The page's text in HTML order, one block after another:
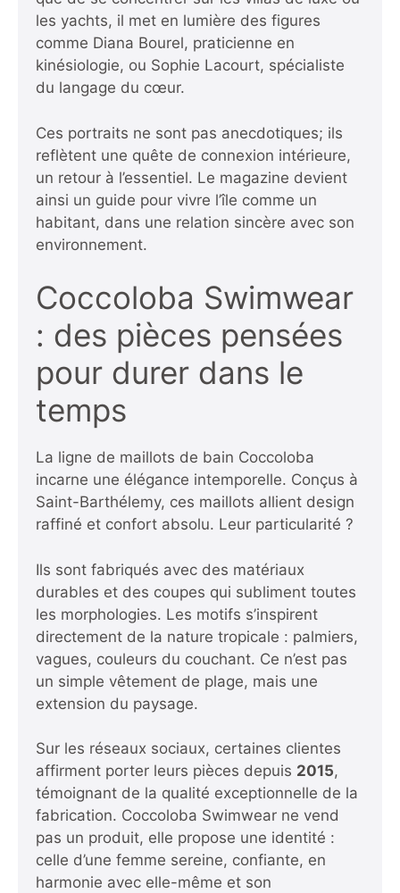
les yachts, il met en lumière des figures
comme Diana Bourel, praticienne en
kinésiologie, ou Sophie Lacourt, spécialiste
du langage du cœur.
Ces portraits ne sont pas anecdotiques; ils
reflètent une quête de connexion intérieure,
un retour à l’essentiel. Le magazine devient
ainsi un guide pour vivre l’île comme un
habitant, dans une relation sincère avec son
environnement.
Coccoloba Swimwear
: des pièces pensées
pour durer dans le
temps
La ligne de maillots de bain Coccoloba
incarne une élégance intemporelle. Conçus à
Saint-Barthélemy, ces maillots allient design
raffiné et confort absolu. Leur particularité ?
Ils sont fabriqués avec des matériaux
durables et des coupes qui subliment toutes
les morphologies. Les motifs s’inspirent
directement de la nature tropicale : palmiers,
vagues, couleurs du couchant. Ce n’est pas
un simple vêtement de plage, mais une
extension du paysage.
Sur les réseaux sociaux, certaines clientes
affirment porter leurs pièces depuis 2015,
témoignant de la qualité exceptionnelle de la
fabrication. Coccoloba Swimwear ne vend
pas un produit, elle propose une identité :
celle d’une femme sereine, confiante, en
harmonie avec elle-même et son